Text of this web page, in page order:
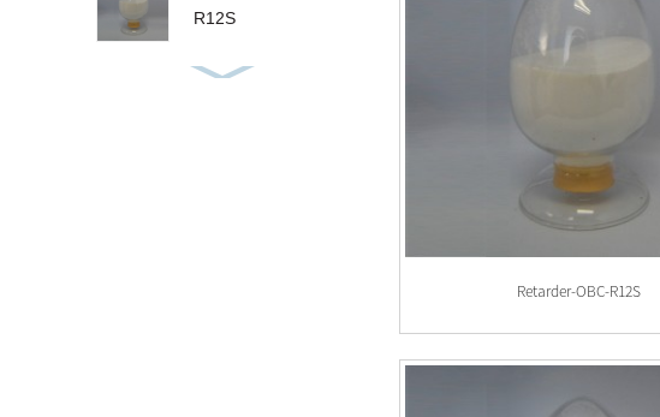
R12S
Retarder-OBC-R12S